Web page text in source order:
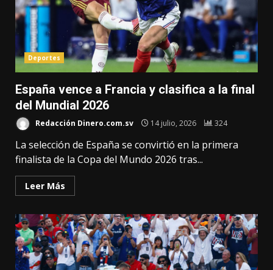
Deportes
España vence a Francia y clasifica a la final
del Mundial 2026
Redacción Dinero.com.sv 14 julio, 2026 324
La selección de España se convirtió en la primera
finalista de la Copa del Mundo 2026 tras...
Leer Más